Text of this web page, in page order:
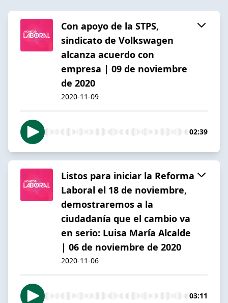
Con apoyo de la STPS,
sindicato de Volkswagen
alcanza acuerdo con
empresa | 09 de noviembre
de 2020
2020-11-09
02:39
Listos para iniciar la Reforma
Laboral el 18 de noviembre,
demostraremos a la
ciudadanía que el cambio va
en serio: Luisa María Alcalde
| 06 de noviembre de 2020
2020-11-06
03:11